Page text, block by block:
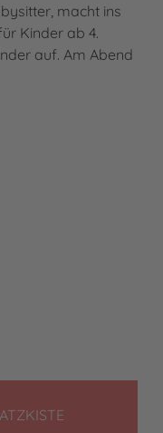
macht ins
Kinder ab 4.
auf. Am Abend
LEGEN